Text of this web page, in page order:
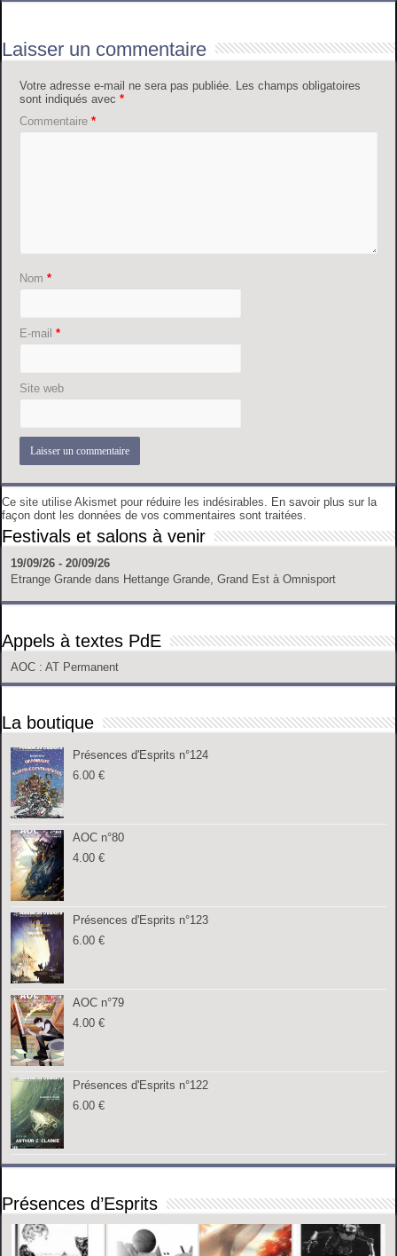
Laisser un commentaire
Votre adresse e-mail ne sera pas publiée. Les champs obligatoires
sont indiqués avec*
Commentaire*
Nom*
E-mail*
Site web
Ce site utilise Akismet pour réduire les indésirables. En savoir plus sur la
façon dont les données de vos commentaires sont traitées.
Festivals et salons à venir
19/09/26 - 20/09/26
Etrange Grande dans Hettange Grande, Grand Est à Omnisport
Appels à textes PdE
AOC : AT Permanent
La boutique
Présences d'Esprits n°124
6.00€
AOC n°80
4.00€
Présences d'Esprits n°123
6.00€
AOC n°79
4.00€
Présences d'Esprits n°122
6.00€
Présences d’Esprits